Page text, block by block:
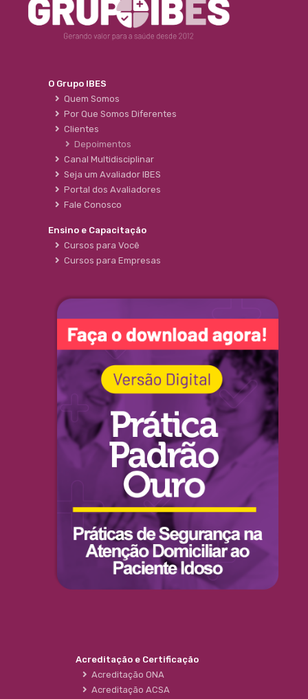
O Grupo IBES
Quem Somos
Por Que Somos Diferentes
Clientes
Depoimentos
Canal Multidisciplinar
Seja um Avaliador IBES
Portal dos Avaliadores
Fale Conosco
Ensino e Capacitação
Cursos para Você
Cursos para Empresas
Acreditação e Certificação
Acreditação ONA
Acreditação ACSA